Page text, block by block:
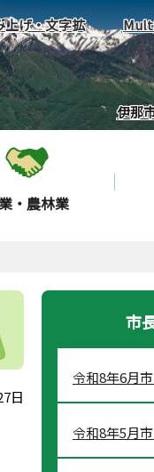
上げ・文字拡
伊那
・農林業
日
市
令和8年6月
令和8年5月